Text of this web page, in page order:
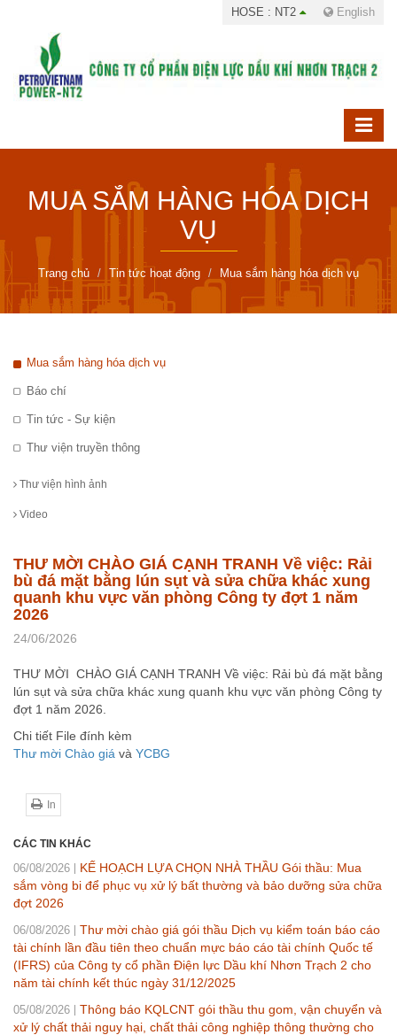
HOSE : NT2 English
MUA SẮM HÀNG HÓA DỊCH
VỤ
Trang chủ Tin tức hoạt động Mua sắm hàng hóa dịch vụ
Mua sắm hàng hóa dịch vụ
Báo chí
Tin tức - Sự kiện
Thư viện truyền thông
Thư viện hình ảnh
Video
THƯ MỜI CHÀO GIÁ CẠNH TRANH Về việc: Rải
bù đá mặt bằng lún sụt và sửa chữa khác xung
quanh khu vực văn phòng Công ty đợt 1 năm
2026
24/06/2026
THƯ MỜI CHÀO GIÁ CẠNH TRANH Về việc: Rải bù đá mặt bằng
lún sụt và sửa chữa khác xung quanh khu vực văn phòng Công ty
đợt 1 năm 2026.
Chi tiết File đính kèm
Thư mời Chào giá và YCBG
In
CÁC TIN KHÁC
06/08/2026
KẾ HOẠCH LỰA CHỌN NHÀ THẦU Gói thầu: Mua
sắm vòng bi để phục vụ xử lý bất thường và bảo dưỡng sửa chữa
đợt 2026
06/08/2026
Thư mời chào giá gói thầu Dịch vụ kiểm toán báo cáo
tài chính lần đầu tiên theo chuẩn mực báo cáo tài chính Quốc tế
(IFRS) của Công ty cổ phần Điện lực Dầu khí Nhơn Trạch 2 cho
năm tài chính kết thúc ngày 31/12/2025
05/08/2026
Thông báo KQLCNT gói thầu thu gom, vận chuyển và
xử lý chất thải nguy hại, chất thải công nghiệp thông thường cho